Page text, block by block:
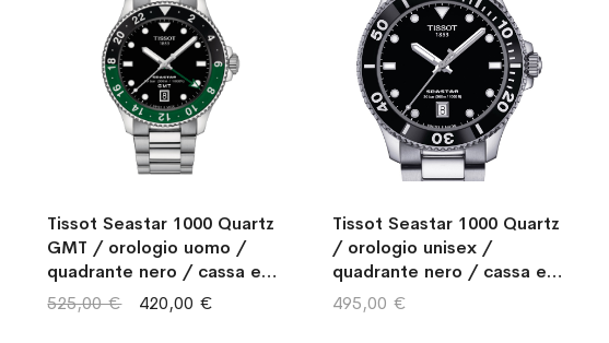
Tissot Seastar 1000 Quartz
GMT / orologio uomo /
quadrante nero / cassa e
bracciale acciaio
420,00 €
525,00 €
Tissot Seastar 1000 Quartz
/ orologio unisex /
quadrante nero / cassa e
bracciale acciaio
495,00 €